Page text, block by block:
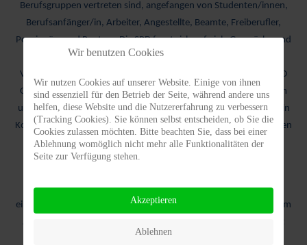
Berufsgruppen vertreten sind, angefangen von Studenten/innen,
Berufsanfänger/in, Arbeiter, Angestellte, Beamte, Freiberufler,
Pensionäre und Rentner. Die SPD freut sich auf viele Gespräche und
Begegnungen mit den Bürgerinnen und Bürger der
Verbandsgemeinde Vordereifel. Auf der Ebene der einzelnen SPD
Ortsvereine: Ettringen/St. Johann, Kehrig, Kirchwald, Kottenheim
und der Vordereifel/Südwest wird ein Arbeitskreis gebildet der ein
Kommunalwahlprogramm 2019 erarbeitet, damit die Wähler/innen
auch wahrnehmen, wofür die SPD in der ländlichen Region der
Vordereifel steht.
Politisch interessierte Mitbürger/innen der Vordereifel die sich
einbringen möchten sind uns herzlich willkommen. Wer also in dem
Arbeitskreis mitarbeiten möchte der kann sich gerne bei Herbert
Wir benutzen Cookies
Wir nutzen Cookies auf unserer Website. Einige von ihnen
sind essenziell für den Betrieb der Seite, während andere uns
helfen, diese Website und die Nutzererfahrung zu verbessern
(Tracking Cookies). Sie können selbst entscheiden, ob Sie die
Cookies zulassen möchten. Bitte beachten Sie, dass bei einer
Ablehnung womöglich nicht mehr alle Funktionalitäten der
Seite zur Verfügung stehen.
Akzeptieren
Ablehnen